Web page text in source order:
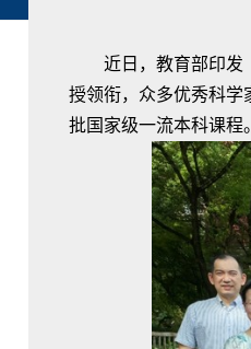
近日，教育部印发
授领衔，众多优秀科学
批国家级一流本科课程